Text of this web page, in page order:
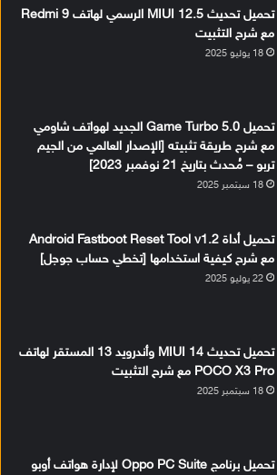
تحميل تحديث MIUI 12.5 الرسمي لهاتف Redmi 9
مع شرح التثبيت
18 يوليو 2025
تحميل Game Turbo 5.0 الجديد لهواتف شاومي
مع شرح طريقة تثبيته [الإصدار العالمي من الجيم
تربو – مُحدث بتاريخ 21 نوفمبر 2023]
18 سبتمبر 2025
تحميل أداة Android Fastboot Reset Tool v1.2
مع شرح كيفية استخدامها [تخطي حساب جوجل]
22 يوليو 2025
تحميل تحديث MIUI 14 وأندرويد 13 المستقر لهاتف
POCO X3 Pro مع شرح التثبيت
18 سبتمبر 2025
تحميل برنامج Oppo PC Suite لإدارة هواتف أوبو